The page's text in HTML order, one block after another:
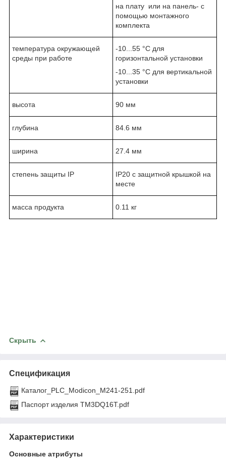
на плату или на панель- с
помощью монтажного
комплекта
температура окружающей
среды при работе
-10...55 °C для
горизонтальной установки
-10...35 °C для вертикальной
установки
высота 90 мм
глубина 84.6 мм
ширина 27.4 мм
степень защиты IP
IP20 с защитной крышкой на
месте
масса продукта 0.11 кг
Скрыть
Спецификация
Каталог_PLC_Modicon_M241-251.pdf
Паспорт изделия TM3DQ16T.pdf
Характеристики
Основные атрибуты